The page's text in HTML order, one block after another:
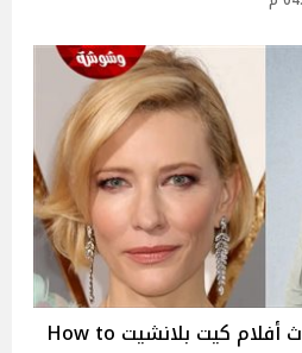
التفاصيل الكاملة لأحدث أفلام كيت بلانشيت How to